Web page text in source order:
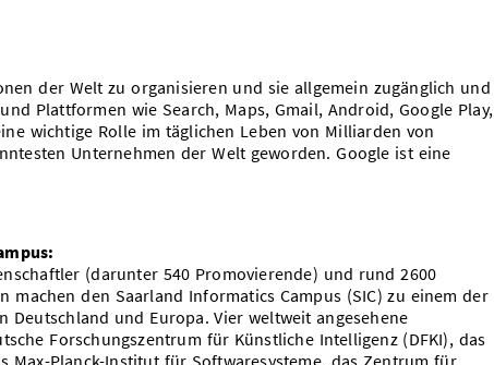
der Welt zu organisieren und sie allgemein zugänglich und
Plattformen wie Search, Maps, Gmail, Android, Google Play,
wichtige Rolle im täglichen Leben von Milliarden von
Unternehmen der Welt geworden. Google ist eine
(darunter 540 Promovierende) und rund 2600
machen den Saarland Informatics Campus (SIC) zu einem der
und Europa. Vier weltweit angesehene
Forschungszentrum für Künstliche Intelligenz (DFKI), das